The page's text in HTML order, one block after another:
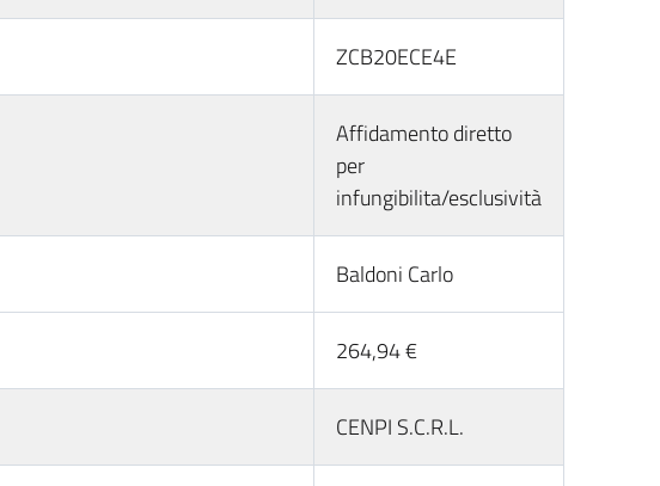
ZCB20ECE4E
Affidamento diretto
per
infungibilita/esclusività
Baldoni Carlo
264,94 €
CENPI S.C.R.L.